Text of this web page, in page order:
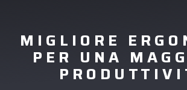
MIGLIORE
PER UNA